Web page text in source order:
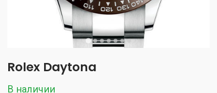
Rolex Daytona
В наличии